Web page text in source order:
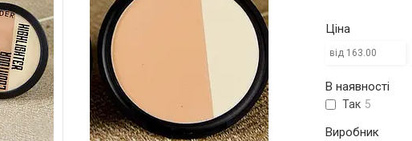
Ціна
В наявності
Так 5
Виробник